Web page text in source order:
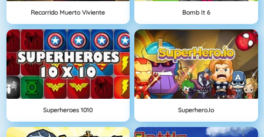
Recorrido Muerto Viviente Bomb It 6
Superheroes 1010 Superhero.io